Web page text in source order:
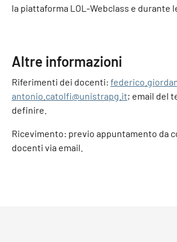
la piattaforma LOL-Webclass e durante
Altre informazioni
Riferimenti dei docenti:
antonio.catolfi@unistrapg.it; email del
definire.
Ricevimento: previo appuntamento da
docenti via email.